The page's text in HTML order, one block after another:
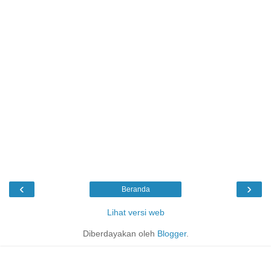
‹ ›
Beranda
Lihat versi web
Diberdayakan oleh Blogger.